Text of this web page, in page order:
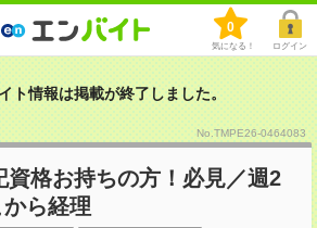
0
気になる！ ログイン
ト情報は掲載が終了しました。
No.TMPE26-0464083
資格お持ちの方！必見／週2
ら経理